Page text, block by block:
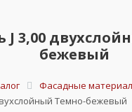
J 3,00
бежевый
Фасадные
Темно-бежевый